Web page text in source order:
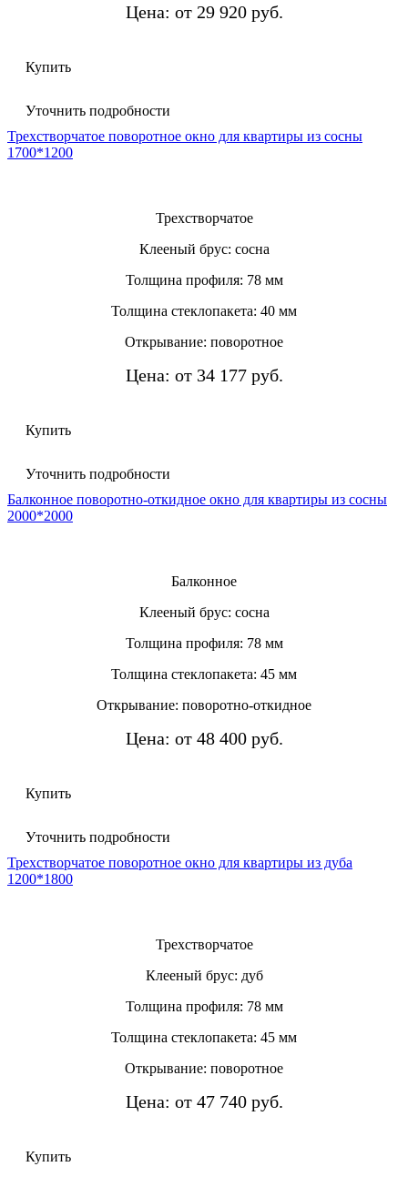
Цена: от 29 920 руб.
Купить
Уточнить подробности
Трехстворчатое поворотное окно для квартиры из сосны
1700*1200
Трехстворчатое
Клееный брус: сосна
Толщина профиля: 78 мм
Толщина стеклопакета: 40 мм
Открывание: поворотное
Цена: от 34 177 руб.
Купить
Уточнить подробности
Балконное поворотно-откидное окно для квартиры из сосны
2000*2000
Балконное
Клееный брус: сосна
Толщина профиля: 78 мм
Толщина стеклопакета: 45 мм
Открывание: поворотно-откидное
Цена: от 48 400 руб.
Купить
Уточнить подробности
Трехстворчатое поворотное окно для квартиры из дуба
1200*1800
Трехстворчатое
Клееный брус: дуб
Толщина профиля: 78 мм
Толщина стеклопакета: 45 мм
Открывание: поворотное
Цена: от 47 740 руб.
Купить